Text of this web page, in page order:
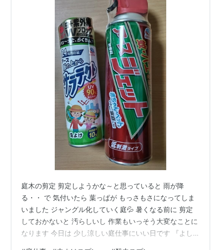
庭木の剪定 剪定しようかな～と思っていると 雨が降
る・・ で 気付いたら 葉っぱが もっさもさになってしま
いました ジャングル化していく庭💦 暑くなる前に 剪定
しておかないと 汚らしいし 作業もいっそう大変なことに
なります 今日は 少し涼しい庭仕事にいい日です 『よし